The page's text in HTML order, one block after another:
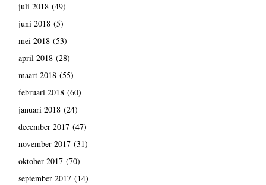
juli 2018(49)
juni 2018(5)
mei 2018(53)
april 2018(28)
maart 2018(55)
februari 2018(60)
januari 2018(24)
december 2017(47)
november 2017(31)
oktober 2017(70)
september 2017(14)